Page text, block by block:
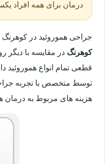
درمان برای همه افراد
جراحی هموروئید در
کوهرنگ در مقایسه با دیگر
قطعی تمام انواع هموروئید
توسط متخصص با تجربه
هزینه های مربوط به درمان